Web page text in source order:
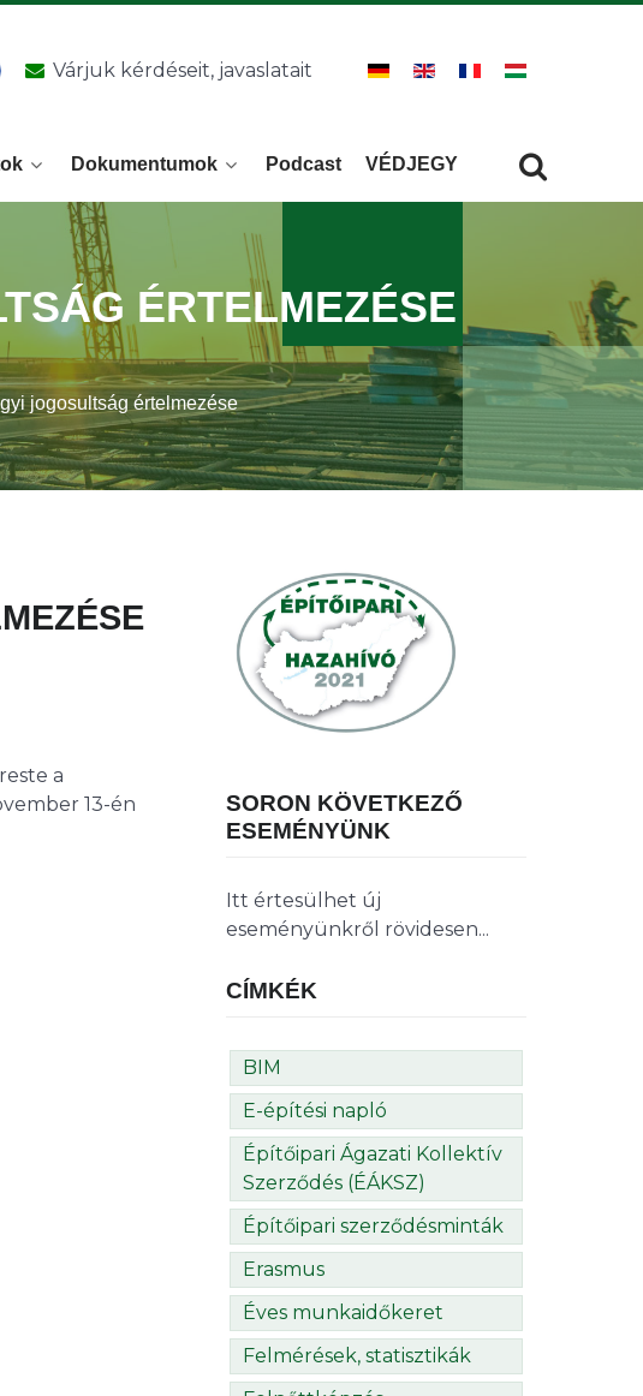
Várjuk kérdéseit, javaslatait
Dokumentumok Podcast VÉDJEGY
jogosultság értelmezése
ÉRTELMEZÉSE
a
13-én
SORON KÖVETKEZŐ
ESEMÉNYÜNK
Itt értesülhet új
eseményünkről rövidesen...
CÍMKÉK
BIM
E-építési napló
Építőipari Ágazati Kollektív
Szerződés (ÉÁKSZ)
Építőipari szerződésminták
Erasmus
Éves munkaidőkeret
Felmérések, statisztikák